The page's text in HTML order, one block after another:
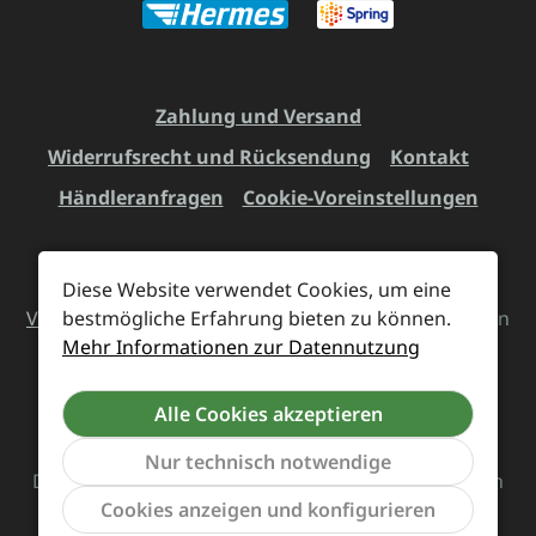
Zahlung und Versand
Widerrufsrecht und Rücksendung
Kontakt
Händleranfragen
Cookie-Voreinstellungen
Alle Preise inkl. gesetzl. Mehrwertsteuer zzgl.
Versandkostenund ggf. Nachnahmegebühren, wenn
nicht anders angegeben.
Vertrag widerrufen
Das Team von Supreme Chaos Records rockt diesen
Laden für euch.
Diese Website verwendet Cookies, um eine
bestmögliche Erfahrung bieten zu können.
Mehr Informationen zur Datennutzung
Alle Cookies akzeptieren
Nur technisch notwendige
Cookies anzeigen und konfigurieren